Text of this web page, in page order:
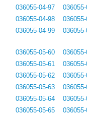
036055-04-97
036055-04-98
036055-04-99
036055-05-60
036055-05-61
036055-05-62
036055-05-63
036055-05-64
036055-05-65
036055-